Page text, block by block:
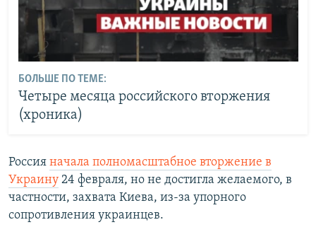
БОЛЬШЕ ПО ТЕМЕ:
Четыре месяца российского вторжения
(хроника)
Россия начала полномасштабное вторжение в
Украину 24 февраля, но не достигла желаемого, в
частности, захвата Киева, из-за упорного
сопротивления украинцев.